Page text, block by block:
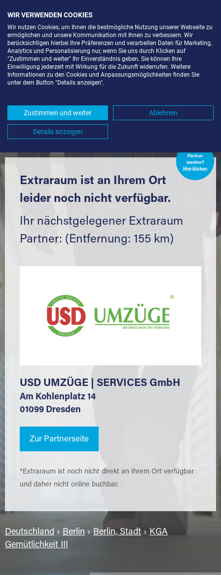
LAGERBOX IN BERLIN-KGA
UMGEBUNG *
Komfortabel einlagern mit Extraraum
Partner
werden?
Hier klicken
Extraraum ist an Ihrem Ort
leider noch nicht verfügbar.
Ihr nächstgelegener Extraraum
Partner: (Entfernung: 155 km)
USD UMZÜGE | SERVICES GmbH
Am Kohlenplatz 14
01099 Dresden
Zur Partnerseite
*Extraraum ist noch nicht direkt an Ihrem Ort verfügbar
und daher nicht online buchbar.
Deutschland › Berlin › Berlin, Stadt › KGA
Gemütlichkeit III
WIR VERWENDEN COOKIES
Wir nutzen Cookies, um Ihnen die bestmögliche Nutzung unserer Webseite zu
ermöglichen und unsere Kommunikation mit Ihnen zu verbessern. Wir
berücksichtigen hierbei Ihre Präferenzen und verarbeiten Daten für Marketing,
Analytics und Personalisierung nur, wenn Sie uns durch Klicken auf
"Zustimmen und weiter" Ihr Einverständnis geben. Sie können Ihre
Einwilligung jederzeit mit Wirkung für die Zukunft widerrufen. Weitere
Informationen zu den Cookies und Anpassungsmöglichkeiten finden Sie
unter dem Button "Details anzeigen".
Zustimmen und weiter Ablehnen
Details anzeigen